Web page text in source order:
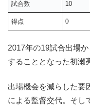
試合数 10
得点 0
2017年の19試合出場
することとなった初瀬
出場機会を減らした要
による監督交代。そし